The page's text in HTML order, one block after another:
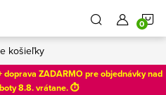
košieľky
ZADARMO pre objednávky nad
8.8. vrátane. ⏱️